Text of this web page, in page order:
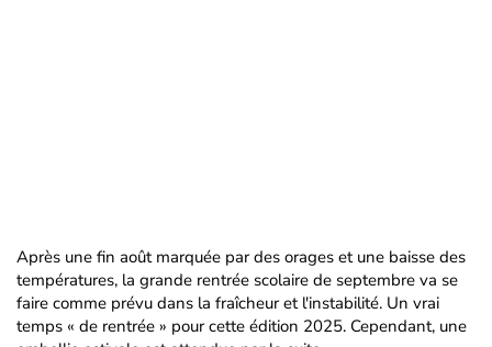
Après une fin août marquée par des orages et une baisse des
températures, la grande rentrée scolaire de septembre va se
faire comme prévu dans la fraîcheur et l'instabilité. Un vrai
temps « de rentrée » pour cette édition 2025. Cependant, une